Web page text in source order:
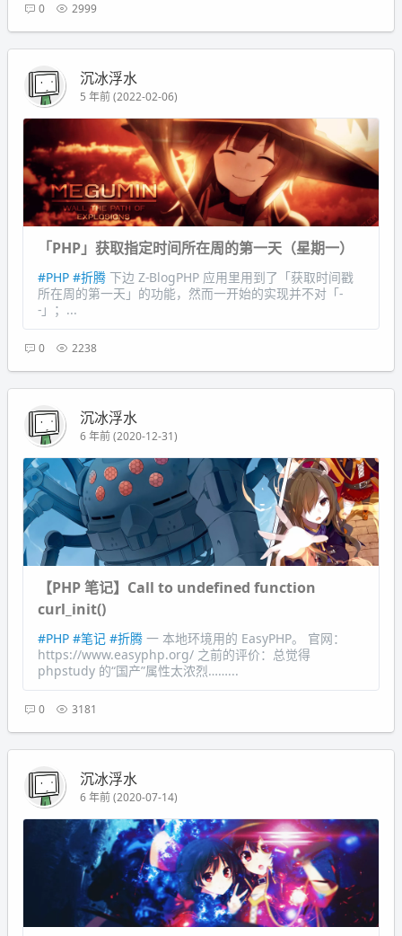
0 2999
沉冰浮水
5 年前 (2022-02-06)
「PHP」获取指定时间所在周的第一天（星期一）
#PHP #折腾 下边 Z-BlogPHP 应用里用到了「获取时间戳
所在周的第一天」的功能，然而一开始的实现并不对「-
-」；...
0 2238
沉冰浮水
6 年前 (2020-12-31)
【PHP 笔记】Call to undefined function
curl_init()
#PHP #笔记 #折腾 一 本地环境用的 EasyPHP。 官网：
https://www.easyphp.org/ 之前的评价：总觉得
phpstudy 的“国产”属性太浓烈……...
0 3181
沉冰浮水
6 年前 (2020-07-14)